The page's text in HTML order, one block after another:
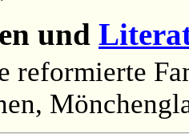
und
reformierte